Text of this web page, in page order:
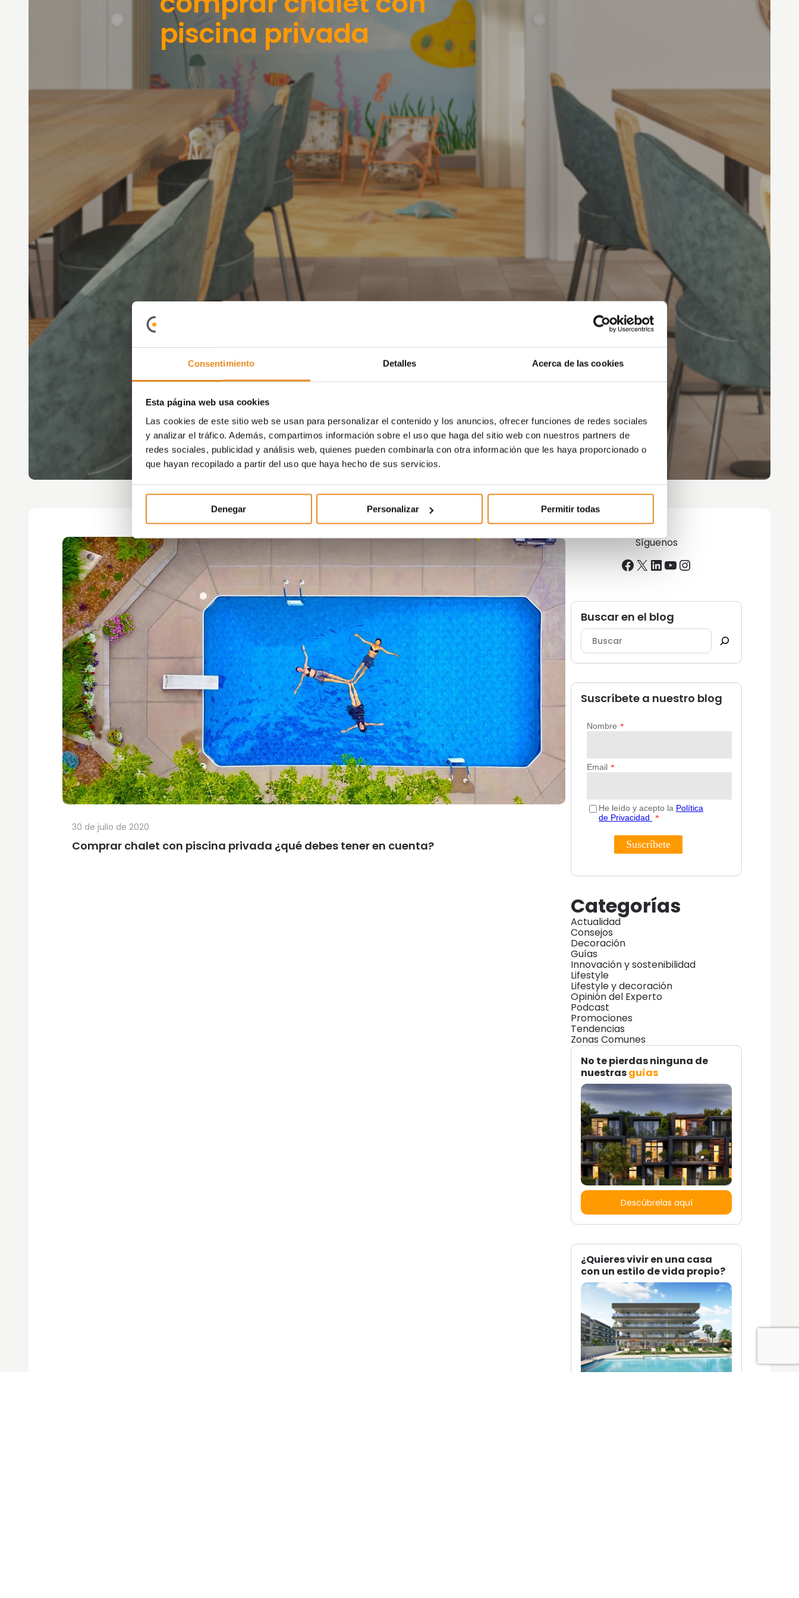
Consentimiento Detalles Acerca de las cookies
Esta página web usa cookies
Las cookies de este sitio web se usan para personalizar el contenido y los anuncios, ofrecer funciones de redes sociales
y analizar el tráfico. Además, compartimos información sobre el uso que haga del sitio web con nuestros partners de
redes sociales, publicidad y análisis web, quienes pueden combinarla con otra información que les haya proporcionado o
que hayan recopilado a partir del uso que haya hecho de sus servicios.
Denegar Personalizar Permitir todas
piscina privada
Comprar chalet con piscina privada ¿qué debes tener en cuenta?
30 de julio de 2020
Síguenos
Facebook
X LinkedIn
YouTube
Instagram
Buscar en el blog
Suscríbete a nuestro blog
Categorías
Actualidad
Consejos
Decoración
Guías
Innovación y sostenibilidad
Lifestyle
Lifestyle y decoración
Opinión del Experto
Podcast
Promociones
Tendencias
Zonas Comunes
No te pierdas ninguna de
nuestrasguías
Descúbrelas aquí
¿Quieres vivir en una casa
con un estilo de vida propio?